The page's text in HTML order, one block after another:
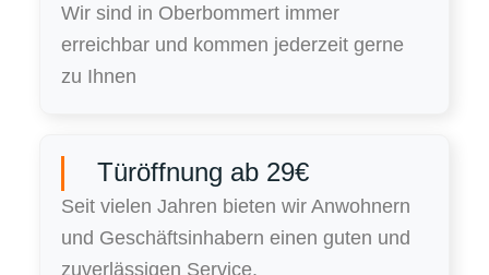
Wir sind in Oberbommert immer
erreichbar und kommen jederzeit gerne
zu Ihnen
Türöffnung ab 29€
Seit vielen Jahren bieten wir Anwohnern
und Geschäftsinhabern einen guten und
zuverlässigen Service.